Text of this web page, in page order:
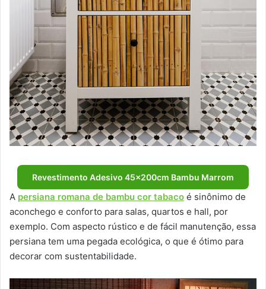
Revestimento Adesivo 45x200cm Bambu Marrom
A persiana romana de bambu cor tabaco é sinônimo de
aconchego e conforto para salas, quartos e hall, por
exemplo. Com aspecto rústico e de fácil manutenção, essa
persiana tem uma pegada ecológica, o que é ótimo para
decorar com sustentabilidade.